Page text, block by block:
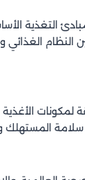
التغذية
الغذائي
لمكونات
المستهلك